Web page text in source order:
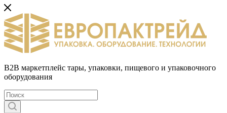
B2B маркетплейс тары, упаковки, пищевого и упаковочного
оборудования